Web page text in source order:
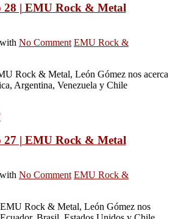
28 | EMU Rock & Metal
with No Comment EMU Rock &
Rock & Metal, León Gómez nos acerca
Argentina, Venezuela y Chile
27 | EMU Rock & Metal
with No Comment EMU Rock &
Rock & Metal, León Gómez nos